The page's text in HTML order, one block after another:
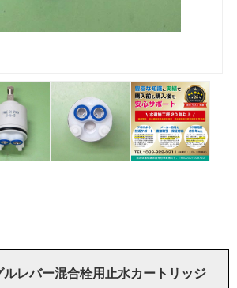
ルレバー混合栓用止水カートリッジ